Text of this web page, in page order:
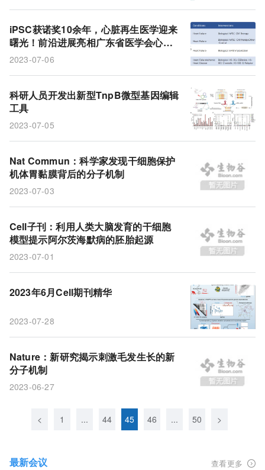
iPSC获诺奖10余年，心脏再生医学迎来
曙光！前沿进展亮相广东省医学会心血
管病学学术年会
2023-07-06
科研人员开发出新型TnpB微型基因编辑
工具
2023-07-05
Nat Commun：科学家发现干细胞保护
机体胃黏膜背后的分子机制
2023-07-03
Cell子刊：利用人类大脑发育的干细胞
模型提示阿尔茨海默病的胚胎起源
2023-07-01
2023年6月Cell期刊精华
2023-07-28
Nature：新研究揭示刺激毛发生长的新
分子机制
2023-06-27
< 1 ... 44 45 46 ... 50 >
最新会议 查看更多